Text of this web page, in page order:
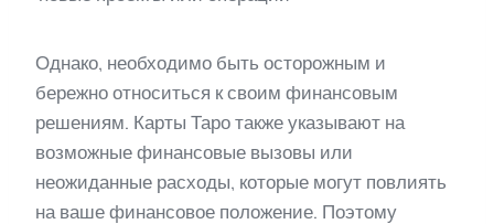
Однако, необходимо быть осторожным и
бережно относиться к своим финансовым
решениям. Карты Таро также указывают на
возможные финансовые вызовы или
неожиданные расходы, которые могут повлиять
на ваше финансовое положение. Поэтому